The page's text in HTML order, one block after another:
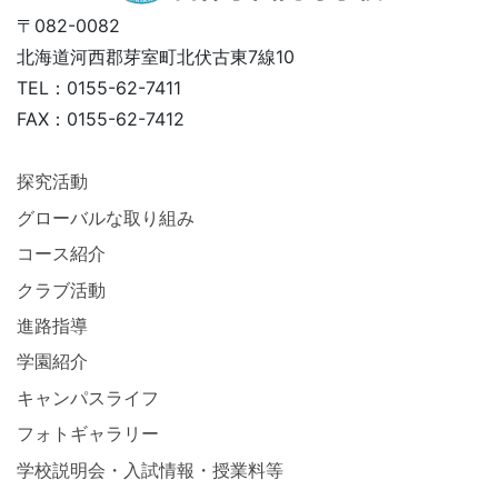
〒082-0082
北海道河西郡芽室町北伏古東7線10
TEL：0155-62-7411
FAX：0155-62-7412
探究活動
グローバルな取り組み
コース紹介
クラブ活動
進路指導
学園紹介
キャンパスライフ
フォトギャラリー
学校説明会・入試情報・授業料等